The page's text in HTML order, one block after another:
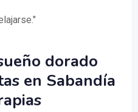
dorado
en Sabandía